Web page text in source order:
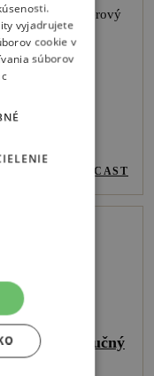
–
Danou
VYPOČUŤ PODCAST
– stručný
vyjadrujete
cookie v
súborov